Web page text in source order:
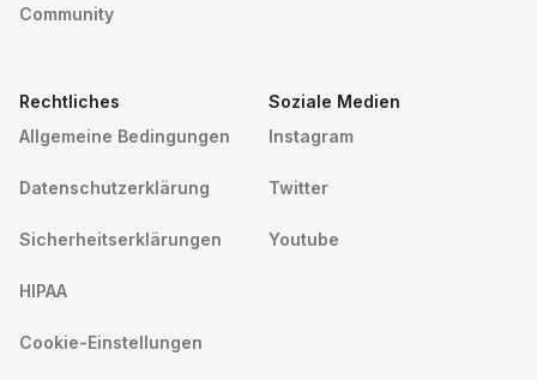
Community
Rechtliches
Allgemeine Bedingungen
Datenschutzerklärung
Sicherheitserklärungen
HIPAA
Cookie-Einstellungen
Soziale Medien
Instagram
Twitter
Youtube